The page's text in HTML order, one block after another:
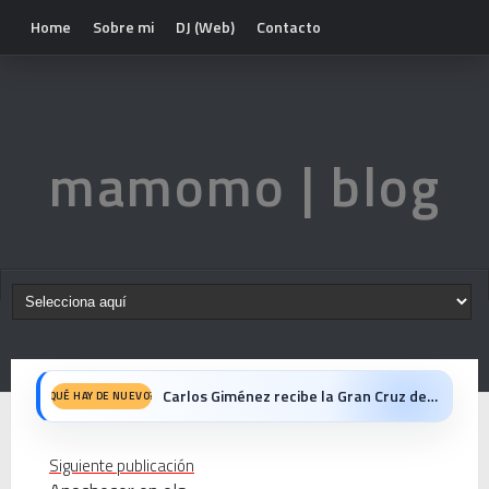
Home Sobre mi DJ (Web) Contacto
mamomo | blog
QUÉ HAY DE NUEVO? Carlos Giménez recibe la Gran Cruz de Alfonso X el Sabio: homenaje al maestro de la historieta española
Siguiente publicación